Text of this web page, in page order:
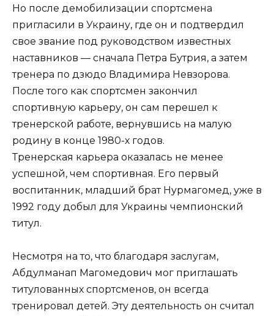
Но после демобилизации спортсмена
пригласили в Украину, где он и подтвердил
свое звание под руководством известных
наставников — сначала Петра Бутрия, а затем
тренера по дзюдо Владимира Невзорова.
После того как спортсмен закончил
спортивную карьеру, он сам перешел к
тренерской работе, вернувшись на малую
родину в конце 1980-х годов.
Тренерская карьера оказалась не менее
успешной, чем спортивная. Его первый
воспитанник, младший брат Нурмагомед, уже в
1992 году добыл для Украины чемпионский
титул.
Несмотря на то, что благодаря заслугам,
Абдулманап Магомедович мог приглашать
титулованных спортсменов, он всегда
тренировал детей. Эту деятельность он считал